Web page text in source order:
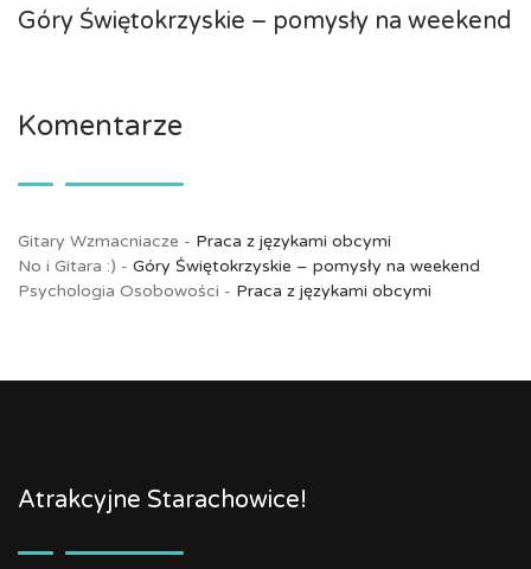
Góry Świętokrzyskie – pomysły na weekend
Komentarze
Gitary Wzmacniacze - Praca z językami obcymi
No i Gitara :) - Góry Świętokrzyskie – pomysły na weekend
Psychologia Osobowości - Praca z językami obcymi
Atrakcyjne Starachowice!